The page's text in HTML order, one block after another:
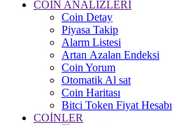
COİN ANALİZLERİ
Coin Detay
Piyasa Takip
Alarm Listesi
Artan Azalan Endeksi
Coin Yorum
Otomatik Al sat
Coin Haritası
Bitci Token Fiyat Hesabı
COİNLER